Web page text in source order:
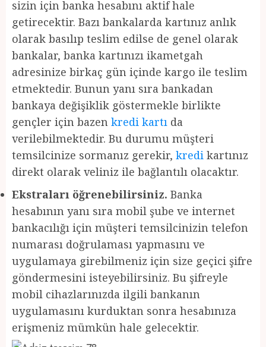
sizin için banka hesabını aktif hale
getirecektir. Bazı bankalarda kartınız anlık
olarak basılıp teslim edilse de genel olarak
bankalar, banka kartınızı ikametgah
adresinize birkaç gün içinde kargo ile teslim
etmektedir. Bunun yanı sıra bankadan
bankaya değişiklik göstermekle birlikte
gençler için bazen kredi kartı da
verilebilmektedir. Bu durumu müşteri
temsilcinize sormanız gerekir, kredi kartınız
direkt olarak veliniz ile bağlantılı olacaktır.
Ekstraları öğrenebilirsiniz. Banka
hesabının yanı sıra mobil şube ve internet
bankacılığı için müşteri temsilcinizin telefon
numarası doğrulaması yapmasını ve
uygulamaya girebilmeniz için size geçici şifre
göndermesini isteyebilirsiniz. Bu şifreyle
mobil cihazlarınızda ilgili bankanın
uygulamasını kurduktan sonra hesabınıza
erişmeniz mümkün hale gelecektir.